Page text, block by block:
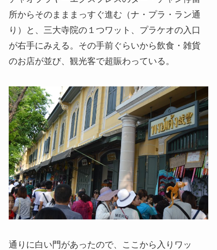
所からそのまままっすぐ進む（ナ・プラ・ラン通
り）と、三大寺院の１つワット、プラケオの入口
が右手にみえる。その手前ぐらいから飲食・雑貨
のお店が並び、観光客で超賑わっている。
通りに白い門があったので、ここから入りワッ